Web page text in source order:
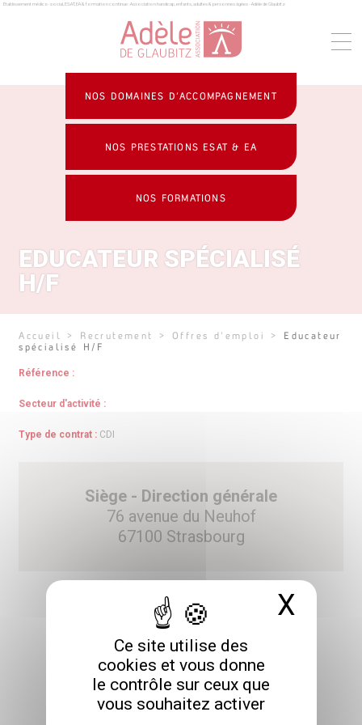
Panneau de gestion des cookies
Ce site utilise des
cookies et vous donne
le contrôle sur ceux que
vous souhaitez activer
X
Établissement médico-social, ESAT, EA & formation continue : Association handicap, enfants, adultes & personnes âgées - Adèle de Glaubitz
NOS DOMAINES D’ACCOMPAGNEMENT
NOS PRESTATIONS ESAT & EA
NOS FORMATIONS
EDUCATEUR SPÉCIALISÉ
H/F
Accueil > Recrutement > Offres d'emploi > Educateur
spécialisé H/F
Référence :
Secteur d'activité :
Type de contrat : CDI
Siège - Direction générale
76 avenue du Neuhof
67100 Strasbourg
POSTULER